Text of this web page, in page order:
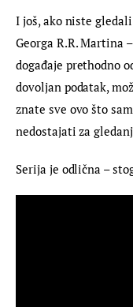
I još, ako niste
Georga R.R. Martina
događaje prethodno
dovoljan podatak,
znate sve ovo što
nedostajati za
Serija je odlična –